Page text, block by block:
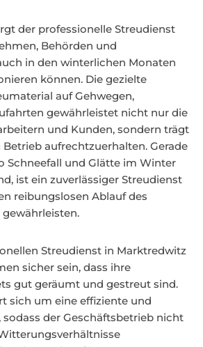
der professionelle Streudienst
Behörden und
in den winterlichen Monaten
können. Die gezielte
auf Gehwegen,
gewährleistet nicht nur die
und Kunden, sondern trägt
aufrechtzuerhalten. Gerade
Schneefall und Glätte im Winter
ist ein zuverlässiger Streudienst
reibungslosen Ablauf des
Streudienst in Marktredwitz
sicher sein, dass ihre
gut geräumt und gestreut sind.
sich um eine effiziente und
sodass der Geschäftsbetrieb nicht